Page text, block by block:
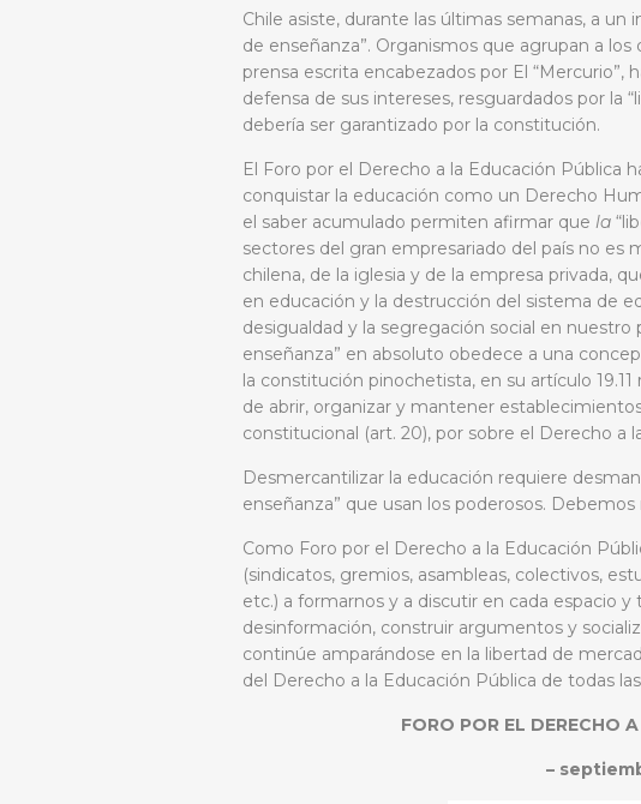
Chile asiste, durante las últimas semanas, a
de enseñanza”. Organismos que agrupan a
prensa escrita encabezados por El “Mercurio”,
defensa de sus intereses, resguardados por la
debería ser garantizado por la constitución.
El Foro por el Derecho a la Educación Pública
conquistar la educación como un Derecho
el saber acumulado permiten afirmar quela
sectores del gran empresariado del país no es
chilena, de la iglesia y de la empresa privada,
en educación y la destrucción del sistema de
desigualdad y la segregación social en nuestro
enseñanza” en absoluto obedece a una
la constitución pinochetista, en su artículo
de abrir, organizar y mantener
constitucional (art. 20), por sobre el Derecho a
Desmercantilizar la educación requiere
enseñanza” que usan los poderosos.
Como Foro por el Derecho a la Educación
(sindicatos, gremios, asambleas, colectivos,
etc.) a formarnos y a discutir en cada espacio
desinformación, construir argumentos y
continúe amparándose en la libertad de
del Derecho a la Educación Pública de todas
FORO POR EL DERECHO
–